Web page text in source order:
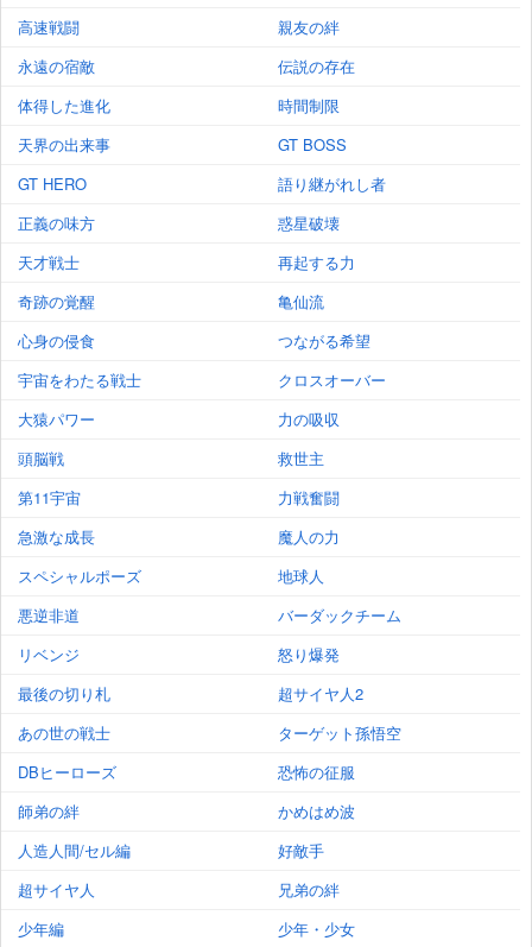
高速戦闘
親友の絆
永遠の宿敵
伝説の存在
体得した進化
時間制限
天界の出来事
GT BOSS
GT HERO
語り継がれし者
正義の味方
惑星破壊
天才戦士
再起する力
奇跡の覚醒
亀仙流
心身の侵食
つながる希望
宇宙をわたる戦士
クロスオーバー
大猿パワー
力の吸収
頭脳戦
救世主
第11宇宙
力戦奮闘
急激な成長
魔人の力
スペシャルポーズ
地球人
悪逆非道
バーダックチーム
リベンジ
怒り爆発
最後の切り札
超サイヤ人2
あの世の戦士
ターゲット孫悟空
DBヒーローズ
恐怖の征服
師弟の絆
かめはめ波
人造人間/セル編
好敵手
超サイヤ人
兄弟の絆
少年編
少年・少女